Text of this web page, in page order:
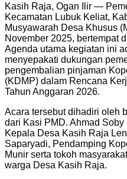
Kasih Raja, Ogan Ilir —
Kecamatan Lubuk Keliat,
Musyawarah Desa Khusus
November 2025, bertempat
Agenda utama kegiatan ini
menyepakati dukungan
pengembalian pinjaman
(KDMP) dalam Rencana
Tahun Anggaran 2026.
Acara tersebut dihadiri oleh
dari Kasi PMD. Ahmad
Kepala Desa Kasih Raja
Saparyadi, Pendamping
Munir serta tokoh
warga Desa Kasih Raja.